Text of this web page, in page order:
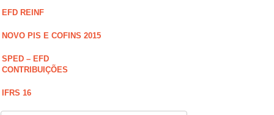
EFD REINF
NOVO PIS E COFINS 2015
SPED – EFD
CONTRIBUIÇÕES
IFRS 16